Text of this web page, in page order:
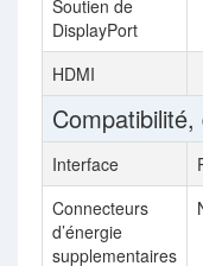
Soutien de
DisplayPort
HDMI
Interface
Connecteurs
d’énergie
supplementaires